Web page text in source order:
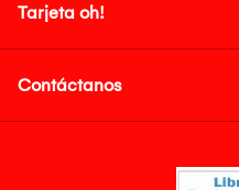
Tarjeta oh!
Contáctanos